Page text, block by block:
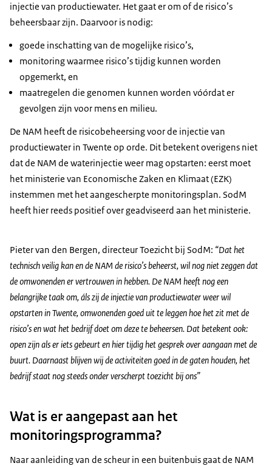
injectie van productiewater. Het gaat er om of de risico’s
beheersbaar zijn. Daarvoor is nodig:
goede inschatting van de mogelijke risico’s,
monitoring waarmee risico’s tijdig kunnen worden
opgemerkt, en
maatregelen die genomen kunnen worden vóórdat er
gevolgen zijn voor mens en milieu.
De NAM heeft de risicobeheersing voor de injectie van
productiewater in Twente op orde. Dit betekent overigens niet
dat de NAM de waterinjectie weer mag opstarten: eerst moet
het ministerie van Economische Zaken en Klimaat (EZK)
instemmen met het aangescherpte monitoringsplan. SodM
heeft hier reeds positief over geadviseerd aan het ministerie.
Pieter van den Bergen, directeur Toezicht bij SodM: “Dat het
technisch veilig kan en de NAM de risico’s beheerst, wil nog niet zeggen dat
de omwonenden er vertrouwen in hebben. De NAM heeft nog een
belangrijke taak om, áls zij de injectie van productiewater weer wil
opstarten in Twente, omwonenden goed uit te leggen hoe het zit met de
risico’s en wat het bedrijf doet om deze te beheersen. Dat betekent ook:
open zijn als er iets gebeurt en hier tijdig het gesprek over aangaan met de
buurt. Daarnaast blijven wij de activiteiten goed in de gaten houden, het
bedrijf staat nog steeds onder verscherpt toezicht bij ons”
Wat is er aangepast aan het
monitoringsprogramma?
Naar aanleiding van de scheur in een buitenbuis gaat de NAM